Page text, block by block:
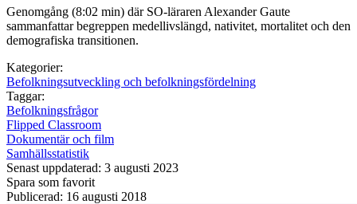
Genomgång (8:02 min) där SO-läraren Alexander Gaute
sammanfattar begreppen medellivslängd, nativitet, mortalitet och den
demografiska transitionen.
Kategorier:
Befolkningsutveckling och befolkningsfördelning
Taggar:
Befolkningsfrågor
Flipped Classroom
Dokumentär och film
Samhällsstatistik
Senast uppdaterad: 3 augusti 2023
Spara som favorit
Publicerad: 16 augusti 2018